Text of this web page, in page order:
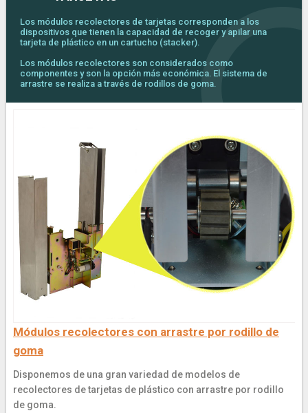
Los módulos recolectores de tarjetas corresponden a los
dispositivos que tienen la capacidad de recoger y apilar una
tarjeta de plástico en un cartucho (stacker).
Los módulos recolectores son considerados como
componentes y son la opción más económica. El sistema de
arrastre se realiza a través de rodillos de goma.
Módulos recolectores con arrastre por rodillo de
goma
Disponemos de una gran variedad de modelos de
recolectores de tarjetas de plástico con arrastre por rodillo
de goma.